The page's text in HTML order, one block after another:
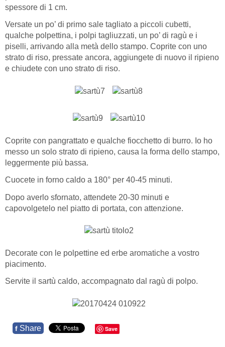
spessore di 1 cm.
Versate un po’ di primo sale tagliato a piccoli cubetti,
qualche polpettina, i polpi tagliuzzati, un po’ di ragù e i
piselli, arrivando alla metà dello stampo. Coprite con uno
strato di riso, pressate ancora, aggiungete di nuovo il ripieno
e chiudete con uno strato di riso.
Coprite con pangrattato e qualche fiocchetto di burro. Io ho
messo un solo strato di ripieno, causa la forma dello stampo,
leggermente più bassa.
Cuocete in forno caldo a 180° per 40-45 minuti.
Dopo averlo sfornato, attendete 20-30 minuti e
capovolgetelo nel piatto di portata, con attenzione.
Decorate con le polpettine ed erbe aromatiche a vostro
piacimento.
Servite il sartù caldo, accompagnato dal ragù di polpo.
f Share Save